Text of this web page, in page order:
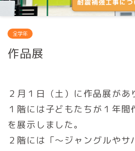
耐震補強工事につ
全学年
作品展
２月１日（土）に作品展があ
１階には子どもたちが１年間
を展示しました。
２階には「～ジャングルや